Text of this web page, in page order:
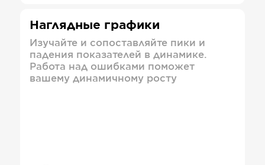
Наглядные графики
Изучайте и сопоставляйте пики и
падения показателей в динамике.
Работа над ошибками поможет
вашему динамичному росту